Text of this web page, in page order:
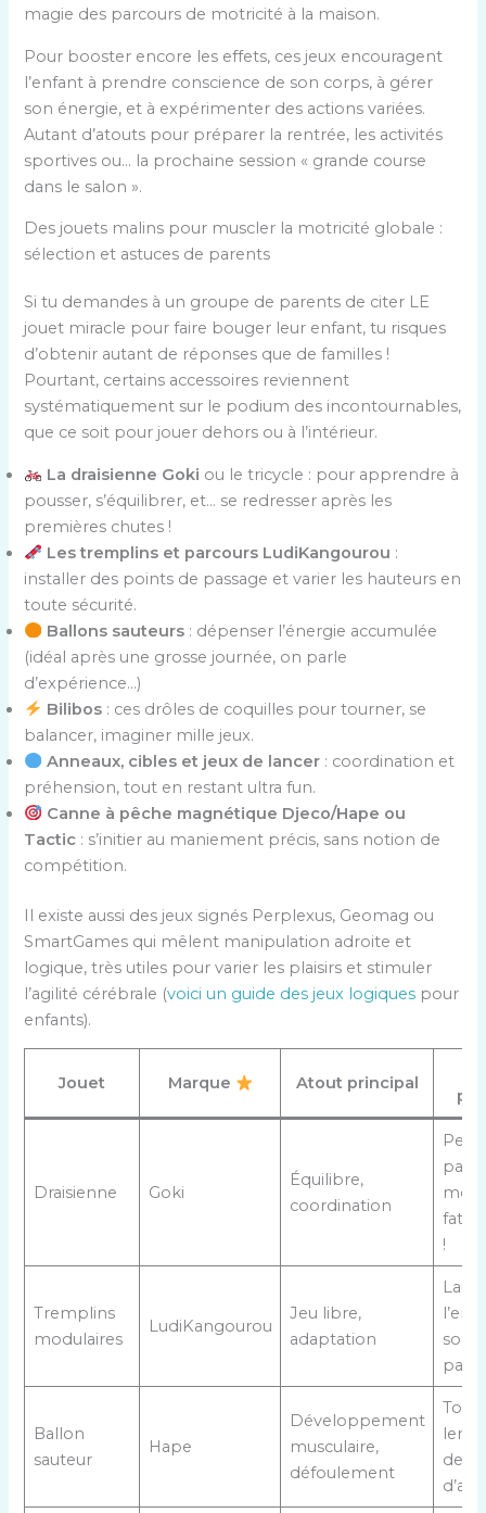
magie des parcours de motricité à la maison.
Pour booster encore les effets, ces jeux encouragent
l’enfant à prendre conscience de son corps, à gérer
son énergie, et à expérimenter des actions variées.
Autant d’atouts pour préparer la rentrée, les activités
sportives ou… la prochaine session « grande course
dans le salon ».
Des jouets malins pour muscler la motricité globale :
sélection et astuces de parents
Si tu demandes à un groupe de parents de citer LE
jouet miracle pour faire bouger leur enfant, tu risques
d’obtenir autant de réponses que de familles !
Pourtant, certains accessoires reviennent
systématiquement sur le podium des incontournables,
que ce soit pour jouer dehors ou à l’intérieur.
La draisienne Goki ou le tricycle : pour apprendre à
pousser, s’équilibrer, et… se redresser après les
premières chutes !
Les tremplins et parcours LudiKangourou :
installer des points de passage et varier les hauteurs en
toute sécurité.
Ballons sauteurs : dépenser l’énergie accumulée
(idéal après une grosse journée, on parle
d’expérience…)
Bilibos : ces drôles de coquilles pour tourner, se
balancer, imaginer mille jeux.
Anneaux, cibles et jeux de lancer : coordination et
préhension, tout en restant ultra fun.
Canne à pêche magnétique Djeco/Hape ou
Tactic : s’initier au maniement précis, sans notion de
compétition.
Il existe aussi des jeux signés Perplexus, Geomag ou
SmartGames qui mêlent manipulation adroite et
logique, très utiles pour varier les plaisirs et stimuler
l’agilité cérébrale (voici un guide des jeux logiques pour
enfants).
Jouet Marque Atout principal
Draisienne Goki
Équilibre,
coordination
!
Tremplins
modulaires
LudiKangourou
Jeu libre,
adaptation
son
Ballon
sauteur
Hape
Développement
musculaire,
défoulement
Top
de